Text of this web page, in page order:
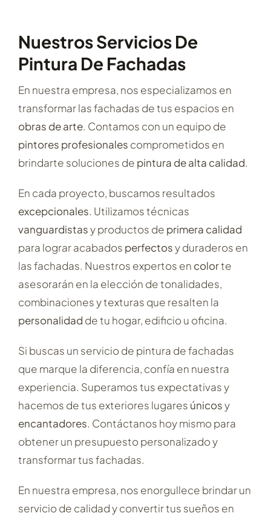
Nuestros Servicios De
Pintura De Fachadas
En nuestra empresa, nos especializamos en
transformar las fachadas de tus espacios en
obras de arte. Contamos con un equipo de
pintores profesionales comprometidos en
brindarte soluciones de pintura de alta calidad.
En cada proyecto, buscamos resultados
excepcionales. Utilizamos técnicas
vanguardistasy productos de primera calidad
para lograr acabados perfectosy duraderos en
las fachadas. Nuestros expertos en colorte
asesorarán en la elección de tonalidades,
combinaciones y texturas que resalten la
personalidad de tu hogar, edificio u oficina.
Si buscas un servicio de pintura de fachadas
que marque la diferencia, confía en nuestra
experiencia. Superamos tus expectativas y
hacemos de tus exteriores lugares únicosy
encantadores. Contáctanos hoy mismo para
obtener un presupuesto personalizado y
transformar tus fachadas.
En nuestra empresa, nos enorgullece brindar un
servicio de calidad y convertir tus sueños en